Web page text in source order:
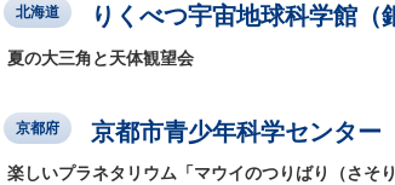
北海道 りくべつ宇宙地球科学館（
夏の大三角と天体観望会
京都府 京都市青少年科学センター
楽しいプラネタリウム「マウイのつりばり（さそり